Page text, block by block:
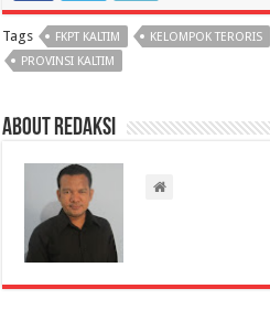
Tags FKPT KALTIM KELOMPOK TERORIS
PROVINSI KALTIM
About Redaksi